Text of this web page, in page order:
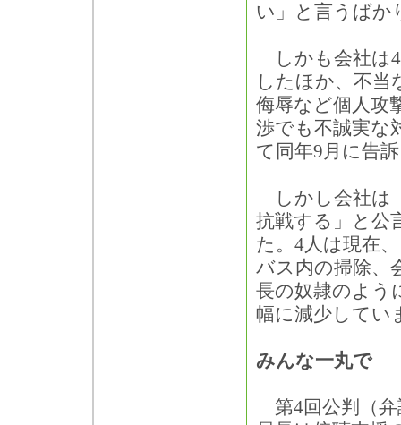
い」と言うばか
しかも会社は
したほか、不当
侮辱など個人攻
渉でも不誠実な
て同年9月に告
しかし会社は
抗戦する」と公
た。4人は現在
バス内の掃除、
長の奴隷のよう
幅に減少してい
みんな一丸で
第4回公判（弁